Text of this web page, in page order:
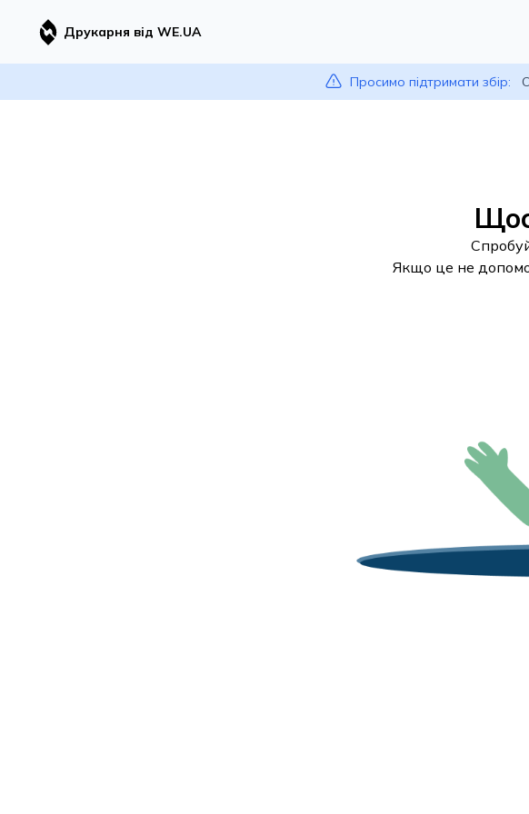
Друкарня від WE.UA
Просимо підтримати збір:
Якщо це не